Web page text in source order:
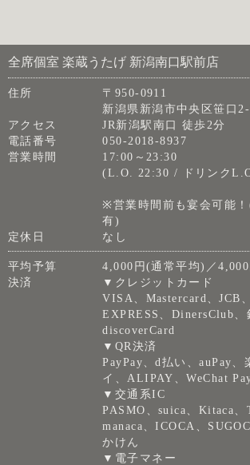
全席個室 楽蔵うたげ 新潟南口駅前店
住所
〒950-0911
新潟県新潟市中央区笹口
アクセス
JR新潟駅南口 徒歩2分
電話番号
050-2018-8937
営業時間
17:00～23:30
(L.O. 22:30 / ドリンク
※営業時間前も宴会可能
有)
定休日
なし
平均予算
4,000円(通常平均)／
決済
▼クレジットカード
VISA、Mastercard、JCB
EXPRESS、DinersClub、
discoverCard
▼QR決済
PayPay、d払い、auPay、
イ、ALIPAY、WeChat
▼交通系IC
PASMO、suica、Kitaca、
manaca、ICOCA、
かけん
▼電子マネー